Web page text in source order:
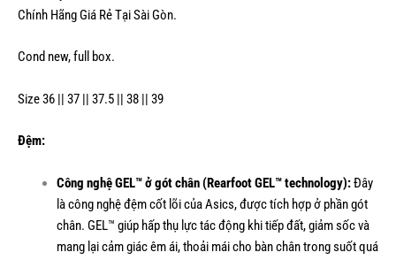
Chính Hãng Giá Rẻ Tại Sài Gòn.
Cond new, full box.
Size 36 || 37 || 37.5 || 38 || 39
Đệm:
Công nghệ GEL™ ở gót chân (Rearfoot GEL™ technology):Đây
là công nghệ đệm cốt lõi của Asics, được tích hợp ở phần gót
chân. GEL™ giúp hấp thụ lực tác động khi tiếp đất, giảm sốc và
mang lại cảm giác êm ái, thoải mái cho bàn chân trong suốt quá